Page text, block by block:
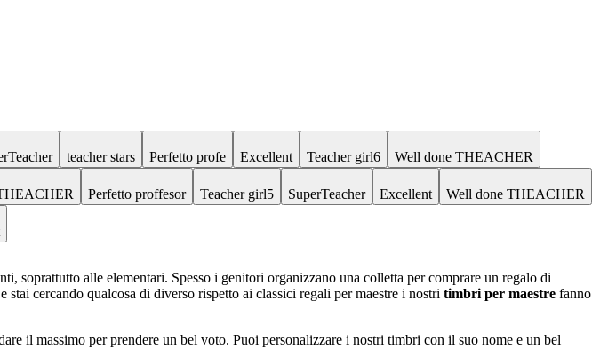
teacher stars Perfetto profe Excellent Teacher girl6 Well done THEACHER
Perfetto proffesor Teacher girl5 SuperTeacher Excellent Well done THEACHER
soprattutto alle elementari. Spesso i genitori organizzano una colletta per comprare un regalo di
cercando qualcosa di diverso rispetto ai classici regali per maestre i nostri timbri per maestre fanno
il massimo per prendere un bel voto. Puoi personalizzare i nostri timbri con il suo nome e un bel